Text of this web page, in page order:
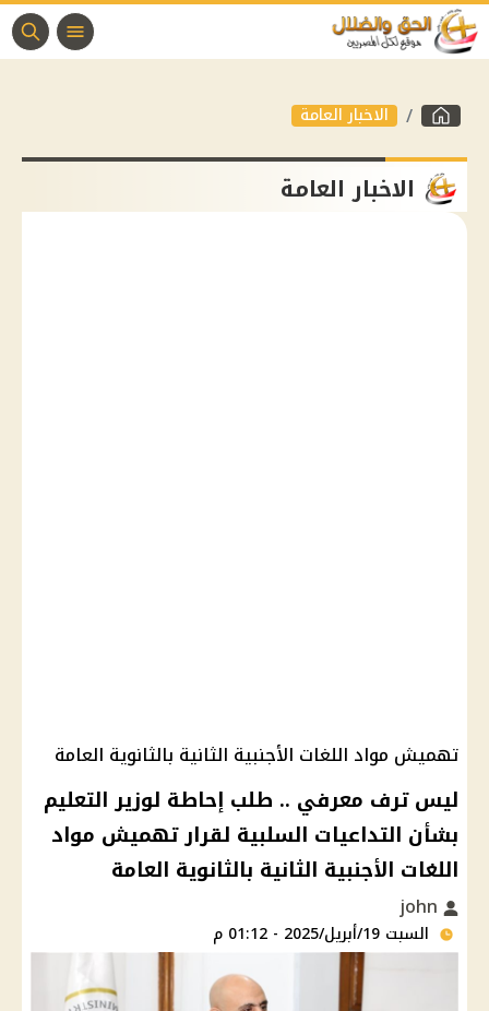
الاخبار العامة
الاخبار العامة
تهميش مواد اللغات الأجنبية الثانية بالثانوية العامة
ليس ترف معرفي .. طلب إحاطة لوزير التعليم
بشأن التداعيات السلبية لقرار تهميش مواد
اللغات الأجنبية الثانية بالثانوية العامة
السبت 19/أبريل/2025 - 01:12 م